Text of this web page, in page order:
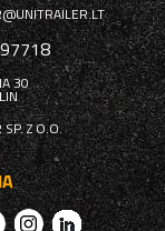
30
Z O.O.